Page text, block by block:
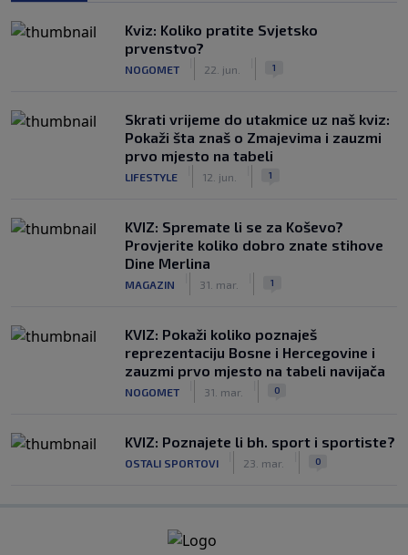
Kviz: Koliko pratite Svjetsko
prvenstvo?
NOGOMET 22. jun. 1
Skrati vrijeme do utakmice uz naš kviz:
Pokaži šta znaš o Zmajevima i zauzmi
prvo mjesto na tabeli
LIFESTYLE 12. jun. 1
KVIZ: Spremate li se za Koševo?
Provjerite koliko dobro znate stihove
Dine Merlina
MAGAZIN 31. mar. 1
KVIZ: Pokaži koliko poznaješ
reprezentaciju Bosne i Hercegovine i
zauzmi prvo mjesto na tabeli navijača
NOGOMET 31. mar. 0
KVIZ: Poznajete li bh. sport i sportiste?
OSTALI SPORTOVI 23. mar. 0